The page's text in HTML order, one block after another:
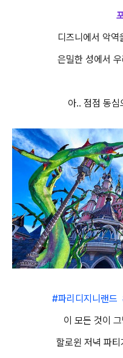
디즈니에서 악역
은밀한 성에서
아.. 점점 동심
#파리디지니랜드
이 모든 것이
할로윈 저녁 파